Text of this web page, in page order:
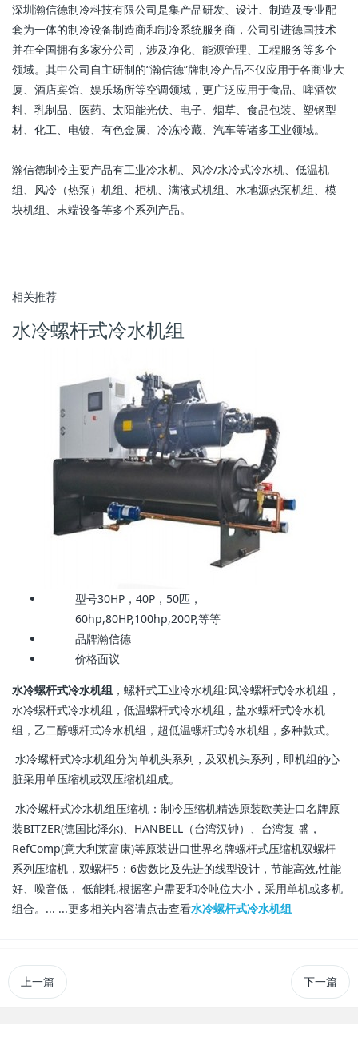
深圳瀚信德制冷科技有限公司是集产品研发、设计、制造及专业配
套为一体的制冷设备制造商和制冷系统服务商，公司引进德国技术
并在全国拥有多家分公司，涉及净化、能源管理、工程服务等多个
领域。其中公司自主研制的“瀚信德”牌制冷产品不仅应用于各商业大
厦、酒店宾馆、娱乐场所等空调领域，更广泛应用于食品、啤酒饮
料、乳制品、医药、太阳能光伏、电子、烟草、食品包装、塑钢型
材、化工、电镀、有色金属、冷冻冷藏、汽车等诸多工业领域。
瀚信德制冷主要产品有工业冷水机、风冷/水冷式冷水机、低温机
组、风冷（热泵）机组、柜机、满液式机组、水地源热泵机组、模
块机组、末端设备等多个系列产品。
相关推荐
水冷螺杆式冷水机组
型号30HP，40P，50匹，
60hp,80HP,100hp,200P,等等
品牌瀚信德
价格面议
水冷螺杆式冷水机组 ，螺杆式工业冷水机组:风冷螺杆式冷水机组，
水冷螺杆式冷水机组，低温螺杆式冷水机组，盐水螺杆式冷水机
组，乙二醇螺杆式冷水机组，超低温螺杆式冷水机组，多种款式。
水冷螺杆式冷水机组分为单机头系列，及双机头系列，即机组的心
脏采用单压缩机或双压缩机组成。
水冷螺杆式冷水机组压缩机：制冷压缩机精选原装欧美进口名牌原
装BITZER(德国比泽尔)、HANBELL（台湾汉钟）、台湾复 盛，
RefComp(意大利莱富康)等原装进口世界名牌螺杆式压缩机双螺杆
系列压缩机，双螺杆5：6齿数比及先进的线型设计，节能高效,性能
好、噪音低， 低能耗,根据客户需要和冷吨位大小，采用单机或多机
组合。... ...更多相关内容请点击查看水冷螺杆式冷水机组
上一篇 下一篇